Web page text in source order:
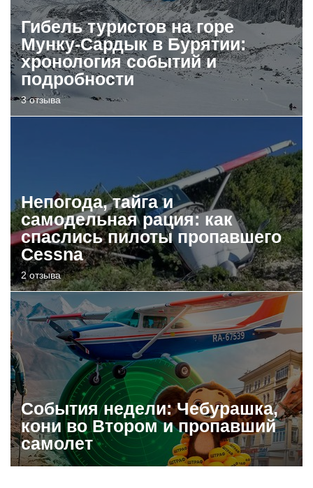
Гибель туристов на горе
Мунку-Сардык в Бурятии:
хронология событий и
подробности
3 отзыва
Непогода, тайга и
самодельная рация: как
спаслись пилоты пропавшего
Cessna
2 отзыва
События недели: Чебурашка,
кони во Втором и пропавший
самолет